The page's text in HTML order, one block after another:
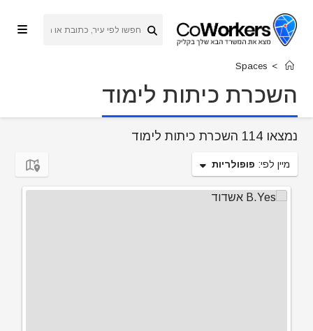
content
>
Spaces
השכרת כיתות לימוד
נמצאו 114 השכרת כיתות לימוד
מיין לפי: פופולריות